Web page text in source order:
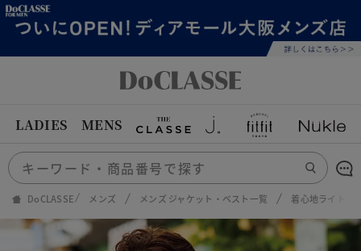
LADIES MENS
DoCLASSE メンズ メンズ ジャケット・ベスト一覧 着心地ライト・